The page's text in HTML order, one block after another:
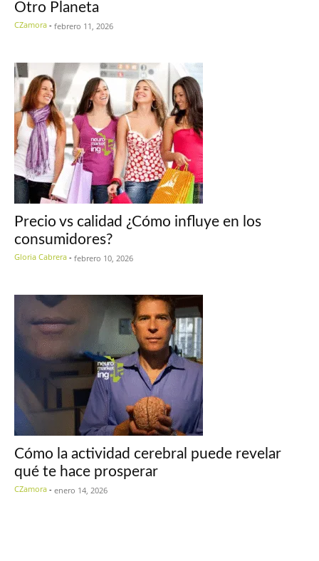
Otro Planeta
CZamora - febrero 11, 2026
Precio vs calidad ¿Cómo influye en los
consumidores?
Gloria Cabrera - febrero 10, 2026
Cómo la actividad cerebral puede revelar
qué te hace prosperar
CZamora - enero 14, 2026